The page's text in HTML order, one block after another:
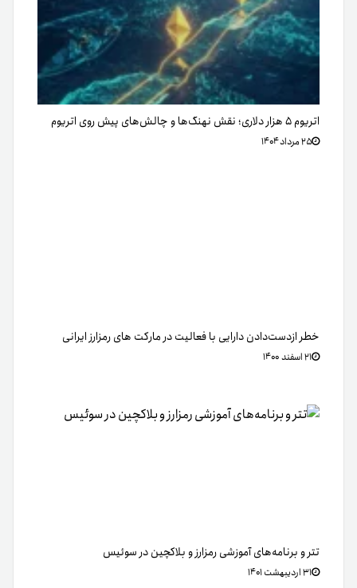
اتریوم ۵ هزار دلاری؛ نقش نهنگ‌ها و چالش‌های پیش‌ روی اتریوم
۲۵ مرداد ۱۴۰۴
خطر از‌دست‌دادن دارایی با فعالیت در مارکت های رمزارز ایرانی
۲۱ اسفند ۱۴۰۰
تتر و برنامه‌های آموزشی رمز‌ارز و بلاکچین در سوئیس
۳۱ اردیبهشت ۱۴۰۱